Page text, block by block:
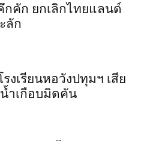
คัก ยกเลิกไทยแลนด์
ลัก
งเรียนหอวังปทุมฯ เสีย
ำเกือบมิดคัน